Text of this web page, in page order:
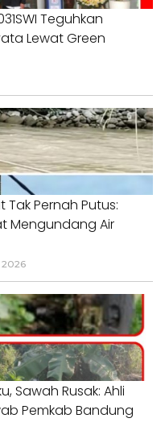
Teguhkan
Lewat Green
Pernah Putus:
Mengundang Air
Sawah Rusak: Ahli
Pemkab Bandung